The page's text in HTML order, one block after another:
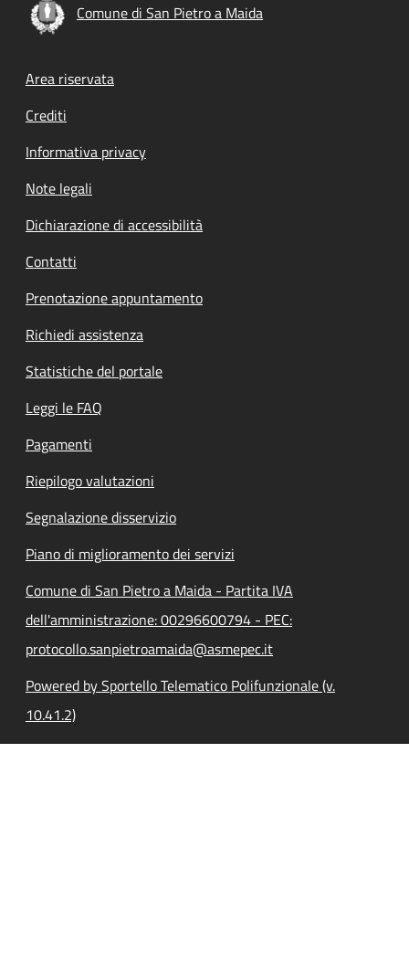
Comune di San Pietro a Maida
Footer menu
Area riservata
Crediti
Informativa privacy
Note legali
Dichiarazione di accessibilità
Contatti
Prenotazione appuntamento
Richiedi assistenza
Statistiche del portale
Leggi le FAQ
Pagamenti
Riepilogo valutazioni
Segnalazione disservizio
Piano di miglioramento dei servizi
Comune di San Pietro a Maida - Partita IVA
dell'amministrazione: 00296600794 - PEC:
protocollo.sanpietroamaida@asmepec.it
Powered by Sportello Telematico Polifunzionale (v.
10.41.2)